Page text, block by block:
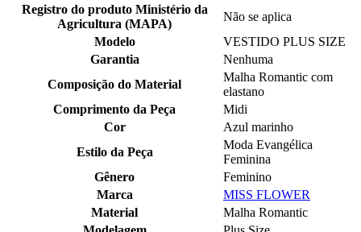
Registro do produto Ministério da
Agricultura (MAPA)
Não se aplica
Modelo
VESTIDO PLUS SIZE
Garantia
Nenhuma
Composição do Material
Malha Romantic com
elastano
Comprimento da Peça
Midi
Cor
Azul marinho
Estilo da Peça
Moda Evangélica
Feminina
Gênero
Feminino
Marca
MISS FLOWER
Material
Malha Romantic